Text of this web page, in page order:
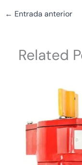
← Entrada anterior
Related